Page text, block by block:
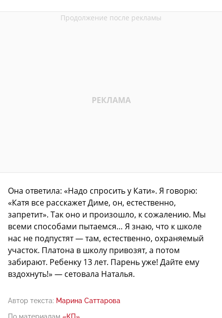
Она ответила: «Надо спросить у Кати». Я говорю:
«Катя все расскажет Диме, он, естественно,
запретит». Так оно и произошло, к сожалению. Мы
всеми способами пытаемся… Я знаю, что к школе
нас не подпустят — там, естественно, охраняемый
участок. Платона в школу привозят, а потом
забирают. Ребенку 13 лет. Парень уже! Дайте ему
вздохнуть!» — сетовала Наталья.
Автор текста: Марина Саттарова